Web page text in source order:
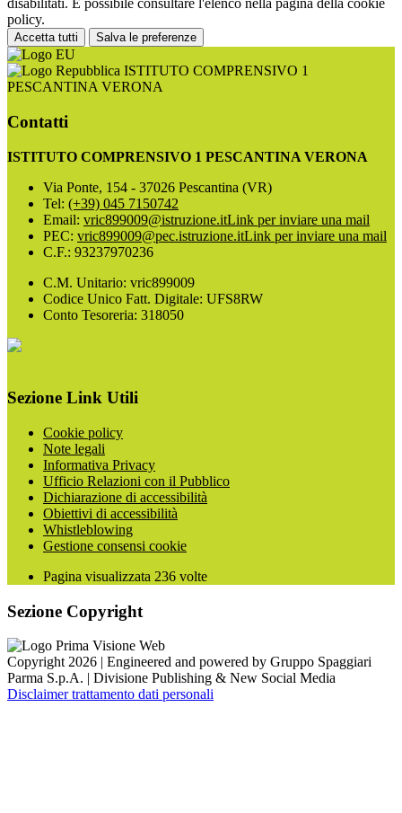
disabilitati. È possibile consultare l'elenco nella pagina della cookie
policy.
Accetta tutti Salva le preferenze
ISTITUTO COMPRENSIVO 1
PESCANTINA VERONA
Contatti
ISTITUTO COMPRENSIVO 1 PESCANTINA VERONA
Via Ponte, 154 - 37026 Pescantina (VR)
Tel: (+39) 045 7150742
Email: vric899009@istruzione.itLink per inviare una mail
PEC: vric899009@pec.istruzione.itLink per inviare una mail
C.F.: 93237970236
C.M. Unitario: vric899009
Codice Unico Fatt. Digitale: UFS8RW
Conto Tesoreria: 318050
Sezione Link Utili
Cookie policy
Note legali
Informativa Privacy
Ufficio Relazioni con il Pubblico
Dichiarazione di accessibilità
Obiettivi di accessibilità
Whistleblowing
Gestione consensi cookie
Pagina visualizzata 236 volte
Sezione Copyright
Copyright 2026 | Engineered and powered by Gruppo Spaggiari
Parma S.p.A. | Divisione Publishing & New Social Media
Disclaimer trattamento dati personali